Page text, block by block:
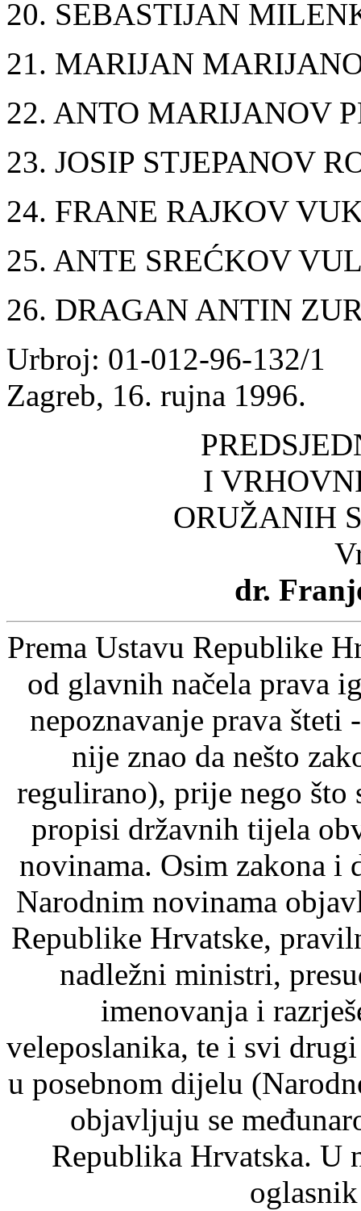
20. SEBASTIJAN
21. MARIJAN
22. ANTO MARIJANOV
23. JOSIP STJEPANOV
24. FRANE RAJKOV
25. ANTE SREĆKOV
26. DRAGAN ANTIN
Urbroj: 01-012-96-132/1
Zagreb, 16. rujna 1996.
I
ORUŽANIH
dr.
Prema Ustavu Republike
od glavnih načela prava
nepoznavanje prava šteti
nije znao da nešto
regulirano), prije nego što
propisi državnih tijela
novinama. Osim zakona i
Narodnim novinama
Republike Hrvatske,
nadležni ministri,
imenovanja i
veleposlanika, te i svi
u posebnom dijelu
objavljuju se
Republika Hrvatska. U